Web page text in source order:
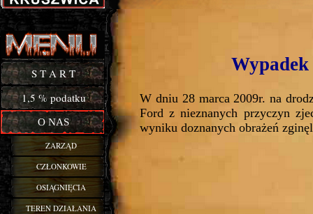
Buy Now!
S T A R T
1,5 % podatku
O NAS
ZARZĄD
CZŁONKOWIE
OSIĄGNIĘCIA
TEREN DZIAŁANIA
Wypadek
W dniu 28 marca 2009r. na
Ford z nieznanych przyczyn
wyniku doznanych obrażeń